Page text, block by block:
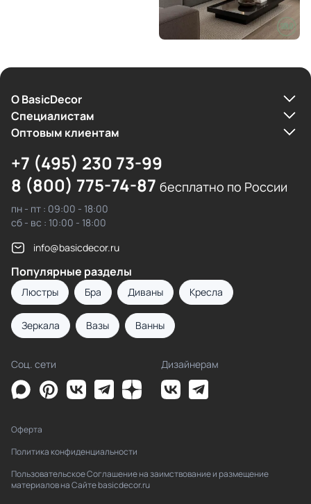
О BasicDecor
Cпециалистам
Оптовым клиентам
+7 (495) 230 73-99
8 (800) 775-74-87 бесплатно по России
пн - пт : 09:00 - 18:00
сб - вс : 10:00 - 18:00
info@basicdecor.ru
Популярные разделы
Люстры Бра Диваны Кресла
Зеркала Вазы Ванны
Соц. сети Дизайнерам
Оферта
Политика конфиденциальности
Пользовательское Соглашение на заимствование и размещение
материалов на Сайте basicdecor.ru